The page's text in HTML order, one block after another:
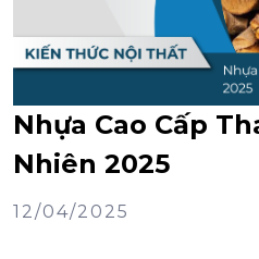
Nhựa Cao Cấp
Nhiên 2025
12/04/2025